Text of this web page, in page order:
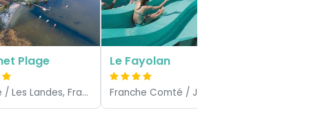
Plage
Aquitaine / Les Landes, Frankrijk
Le Fayolan